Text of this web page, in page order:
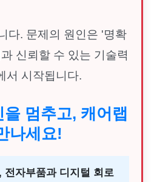
다. 문제의 원인은 '명확
신뢰할 수 있는 기술력
서 시작됩니다.
을 멈추고, 캐어랩
나세요!
전자부품과 디지털 회로